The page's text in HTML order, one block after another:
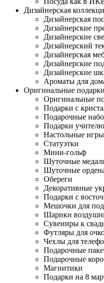
Дизайнерская
Дизайнерская
Дизайнерские
Дизайнерские
Дизайнерский
Дизайнерская
Дизайнерские
Дизайнерские
Ароматы для
Оригинальные подарки
Оригинальные
Подарки с
Подарочные
Подарки
Настольные игры
Статуэтки
Мини-гольф
Шуточные
Шуточные
Обереги
Декоративные
Подарки с
Мешочки для
Шарики
Сувениры к
Футляры для
Чехлы для
Подарочные
Подарочные
Магнитики
Подарки на 8